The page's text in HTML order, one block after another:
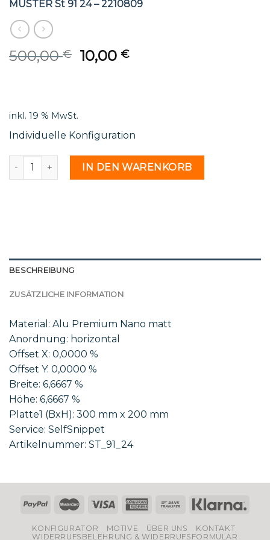
MUSTER St 91 24 – 2210809
500,00€
Original
10,00€Current
inkl. 19 % MwSt.
Individuelle Konfiguration
MUSTER St 91 24 - 2210809 Menge
IN DEN WARENKORB
BESCHREIBUNG
ZUSÄTZLICHE INFORMATION
Material: Alu Premium Nano matt
Anordnung: horizontal
Offset X: 0,0000 %
Offset Y: 0,0000 %
Breite: 6,6667 %
Höhe: 6,6667 %
Platte1 (BxH): 300 mm x 200 mm
Service: SelfSnippet
Artikelnummer: ST_91_24
KONFIGURATOR MOTIVE ÜBER UNS
KONTAKT
WIDERRUFSBELEHRUNG & WIDERRUFSFORMULAR